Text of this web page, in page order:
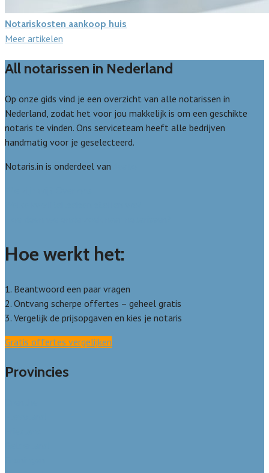
Notariskosten aankoop huis
Meer artikelen
All notarissen in Nederland
Op onze gids vind je een overzicht van alle notarissen in
Nederland, zodat het voor jou makkelijk is om een geschikte
notaris te vinden. Ons serviceteam heeft alle bedrijven
handmatig voor je geselecteerd.
Notaris.in is onderdeel van
Hoe werkt het:
1. Beantwoord een paar vragen
2. Ontvang scherpe offertes – geheel gratis
3. Vergelijk de prijsopgaven en kies je notaris
Gratis offertes vergelijken
Provincies